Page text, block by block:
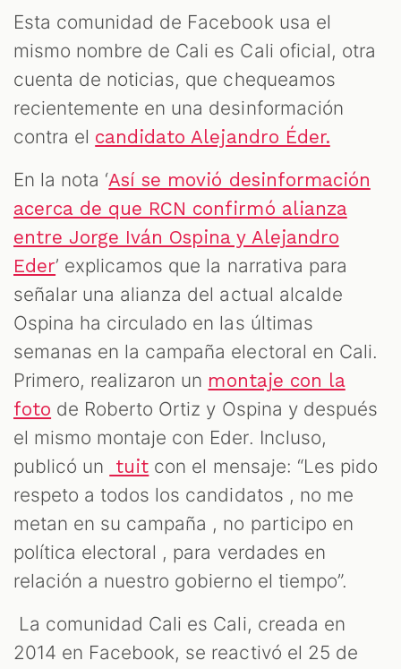
Esta comunidad de Facebook usa el
mismo nombre de Cali es Cali oficial, otra
cuenta de noticias, que chequeamos
recientemente en una desinformación
contra el candidato Alejandro Éder.
En la nota ‘Así se movió desinformación
acerca de que RCN confirmó alianza
entre Jorge Iván Ospina y Alejandro
Eder’ explicamos que la narrativa para
señalar una alianza del actual alcalde
Ospina ha circulado en las últimas
semanas en la campaña electoral en Cali.
Primero, realizaron un montaje con la
foto de Roberto Ortiz y Ospina y después
el mismo montaje con Eder. Incluso,
publicó un
tuit con el mensaje: “Les pido
respeto a todos los candidatos , no me
metan en su campaña , no participo en
política electoral , para verdades en
relación a nuestro gobierno el tiempo”.
La comunidad Cali es Cali, creada en
2014 en Facebook, se reactivó el 25 de